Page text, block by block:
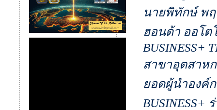
นายพิทักษ์ พ
ฮอนด้า ออโต
BUSINESS+
สาขาอุตสาห
ยอดผู้นำองค์